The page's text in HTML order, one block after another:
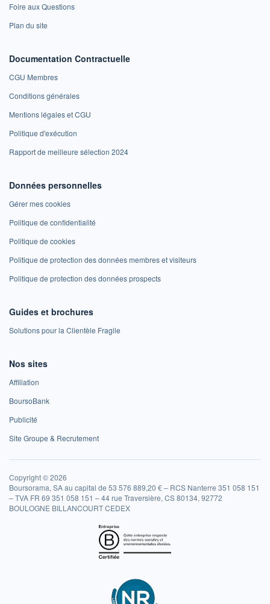
Foire aux Questions
Plan du site
Documentation Contractuelle
CGU Membres
Conditions générales
Mentions légales et CGU
Politique d'exécution
Rapport de meilleure sélection 2024
Données personnelles
Gérer mes cookies
Politique de confidentialité
Politique de cookies
Politique de protection des données membres et visiteurs
Politique de protection des données prospects
Guides et brochures
Solutions pour la Clientèle Fragile
Nos sites
Affiliation
BoursoBank
Publicité
Site Groupe & Recrutement
Copyright © 2026
Boursorama, SA au capital de 53 576 889,20 € – RCS Nanterre 351 058 151
– TVA FR 69 351 058 151 – 44 rue Traversière, CS 80134, 92772
BOULOGNE BILLANCOURT CEDEX